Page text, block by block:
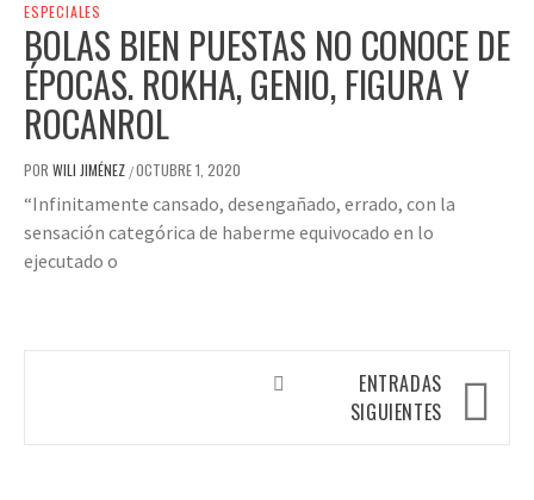
ESPECIALES
BOLAS BIEN PUESTAS NO CONOCE DE
ÉPOCAS. ROKHA, GENIO, FIGURA Y
ROCANROL
POR WILI JIMÉNEZ /OCTUBRE 1, 2020
“Infinitamente cansado, desengañado, errado, con la
sensación categórica de haberme equivocado en lo
ejecutado o
ENTRADAS
SIGUIENTES